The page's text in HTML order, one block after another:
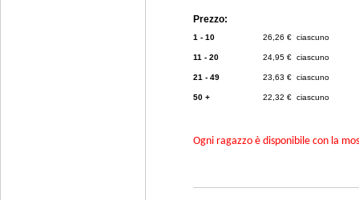
Prezzo:
1 - 10 26,26 € ciascuno
11 - 20 24,95 € ciascuno
21 - 49 23,63 € ciascuno
50 + 22,32 € ciascuno
Ogni ragazzo è disponibile con la